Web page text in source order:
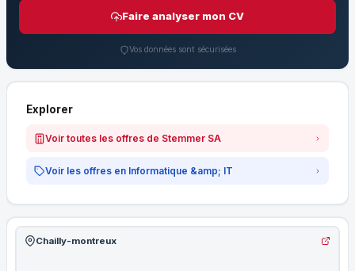
Faire analyser mon CV
Vos données sont sécurisées
Explorer
Voir toutes les offres de Stemmer SA
Voir les offres en Informatique &amp; IT
Chailly-montreux